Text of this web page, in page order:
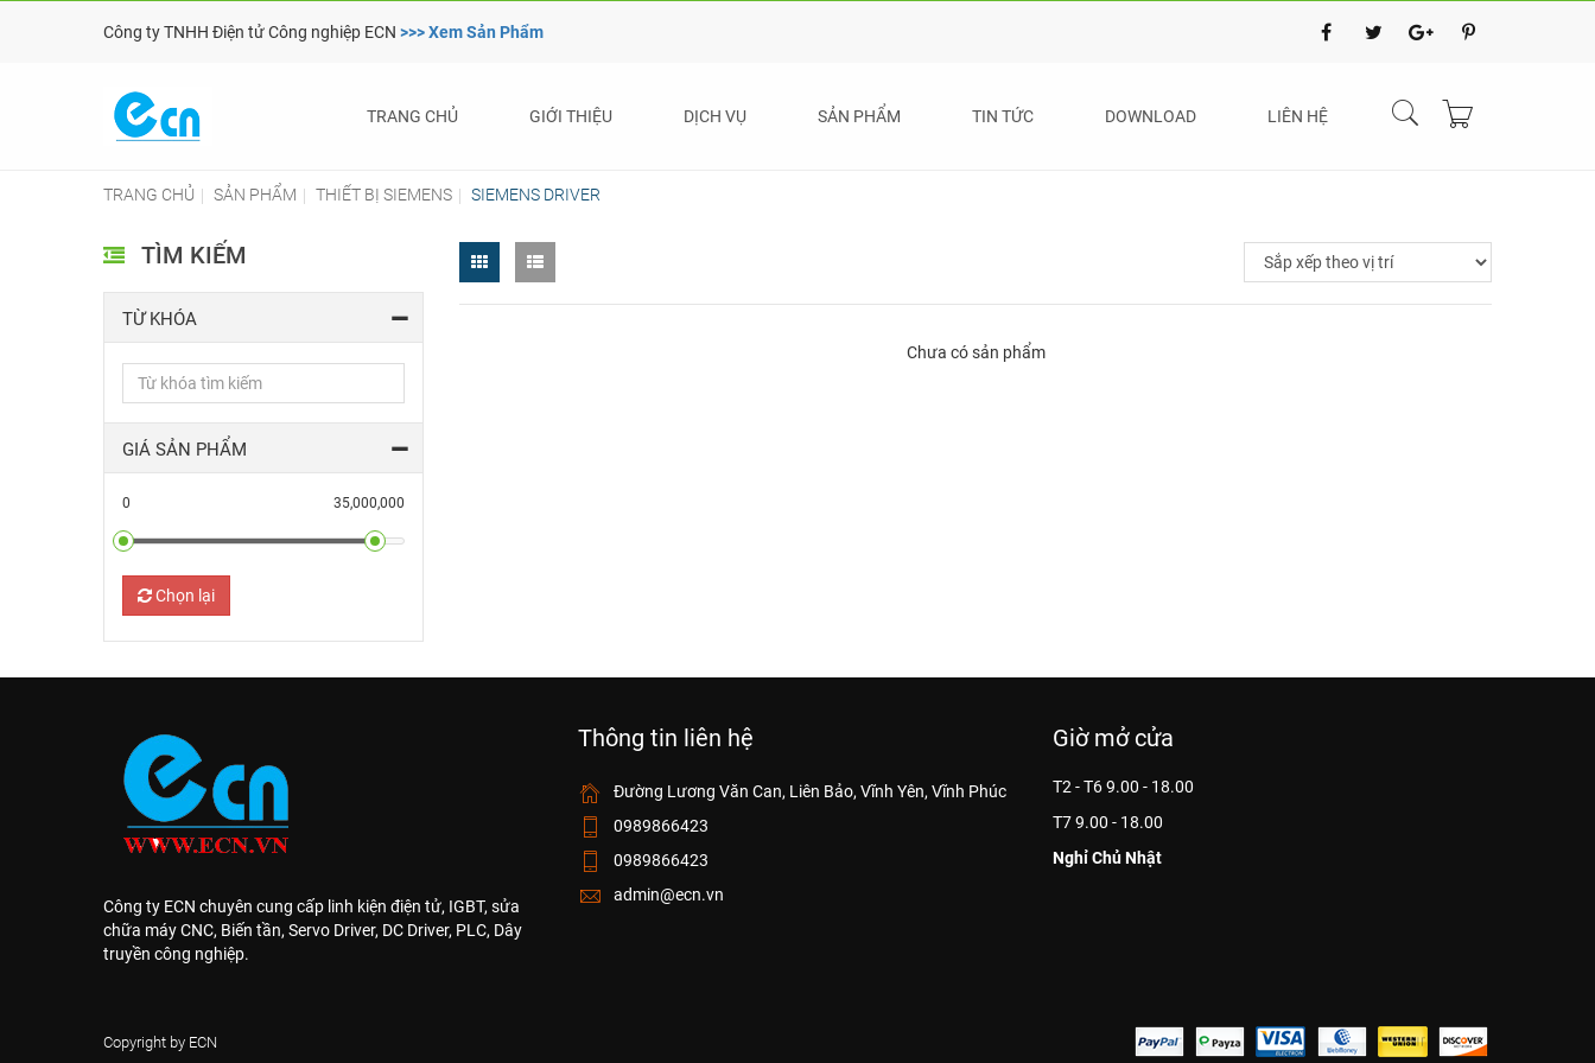
Công ty TNHH Điện tử Công nghiệp ECN >>> Xem Sản Phẩm
TRANG CHỦ GIỚI THIỆU DỊCH VỤ SẢN PHẨM TIN TỨC DOWNLOAD LIÊN HỆ
TRANG CHỦ SẢN PHẨM THIẾT BỊ SIEMENS SIEMENS DRIVER
TÌM KIẾM
TỪ KHÓA
GIÁ SẢN PHẨM
0 35,000,000
Chọn lại
Chưa có sản phẩm
Công ty ECN chuyên cung cấp linh kiện điện tử, IGBT, sửa
chữa máy CNC, Biến tần, Servo Driver, DC Driver, PLC, Dây
truyền công nghiệp.
Thông tin liên hệ
Đường Lương Văn Can, Liên Bảo, Vĩnh Yên, Vĩnh Phúc
0989866423
0989866423
admin@ecn.vn
Giờ mở cửa
T2 - T6 9.00 - 18.00
T7 9.00 - 18.00
Nghỉ Chủ Nhật
Copyright by ECN